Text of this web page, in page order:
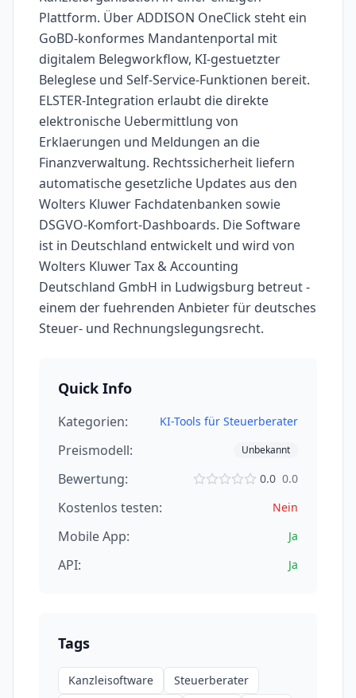
Plattform. Über ADDISON OneClick steht ein
GoBD-konformes Mandantenportal mit
digitalem Belegworkflow, KI-gestuetzter
Beleglese und Self-Service-Funktionen bereit.
ELSTER-Integration erlaubt die direkte
elektronische Uebermittlung von
Erklaerungen und Meldungen an die
Finanzverwaltung. Rechtssicherheit liefern
automatische gesetzliche Updates aus den
Wolters Kluwer Fachdatenbanken sowie
DSGVO-Komfort-Dashboards. Die Software
ist in Deutschland entwickelt und wird von
Wolters Kluwer Tax & Accounting
Deutschland GmbH in Ludwigsburg betreut -
einem der fuehrenden Anbieter für deutsches
Steuer- und Rechnungslegungsrecht.
Quick Info
Kategorien: KI-Tools für Steuerberater
Preismodell: Unbekannt
Bewertung: 0.0 0.0
Kostenlos testen: Nein
Mobile App: Ja
API: Ja
Tags
Kanzleisoftware
Steuerberater